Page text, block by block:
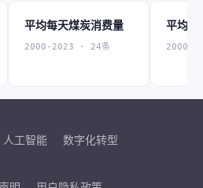
平均每天煤炭消费量
2000-2023 · 24条
平均每
2000-
人工智能
数字化转型